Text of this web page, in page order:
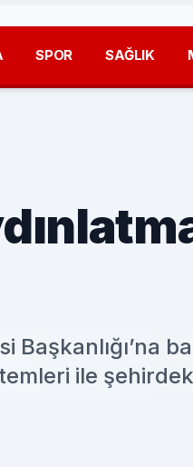
SPOR SAĞLIK
ile şehirdeki